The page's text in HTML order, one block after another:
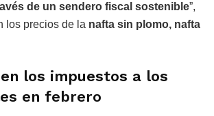
de un sendero fiscal sostenible”,
los precios de la nafta sin plomo, nafta
los impuestos a los
en febrero